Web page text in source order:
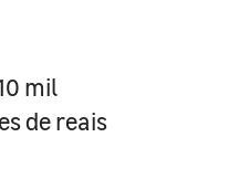
mil
de reais